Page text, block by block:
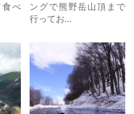
食べ
ングで熊野岳山頂まで
行ってお…
・蔵
こち
鳥海ブルーライン(山形
県遊佐町) の詳細はこち
ら